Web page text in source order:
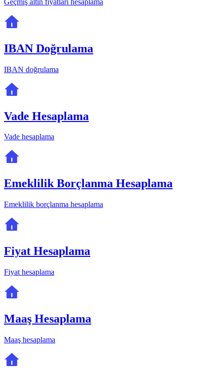
IBAN Doğrulama
IBAN doğrulama
Vade Hesaplama
Vade hesaplama
Emeklilik Borçlanma Hesaplama
Emeklilik borçlanma hesaplama
Fiyat Hesaplama
Fiyat hesaplama
Maaş Hesaplama
Maaş hesaplama